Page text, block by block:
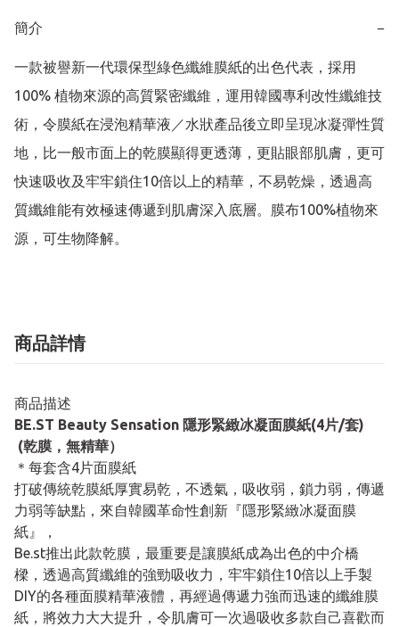
簡介 −
一款被譽新一代環保型綠色纖維膜紙的出色代表，採用
100% 植物來源的高質緊密纖維，運用韓國專利改性纖維技
術，令膜紙在浸泡精華液／水狀產品後立即呈現冰凝彈性質
地，比一般市面上的乾膜顯得更透薄，更貼眼部肌膚，更可
快速吸收及牢牢鎖住10倍以上的精華，不易乾燥，透過高
質纖維能有效極速傳遞到肌膚深入底層。膜布100%植物來
源，可生物降解。
商品詳情
商品描述
BE.ST Beauty Sensation 隱形緊緻冰凝面膜紙(4片/套)
(乾膜，無精華）
＊每套含4片面膜紙
打破傳統乾膜紙厚實易乾，不透氣，吸收弱，鎖力弱，傳遞
力弱等缺點，來自韓國革命性創新『隱形緊緻冰凝面膜
紙』，
Be.st推出此款乾膜，最重要是讓膜紙成為出色的中介橋
樑，透過高質纖維的強勁吸收力，牢牢鎖住10倍以上手製
DIY的各種面膜精華液體，再經過傳遞力強而迅速的纖維膜
紙，將效力大大提升，令肌膚可一次過吸收多款自己喜歡而